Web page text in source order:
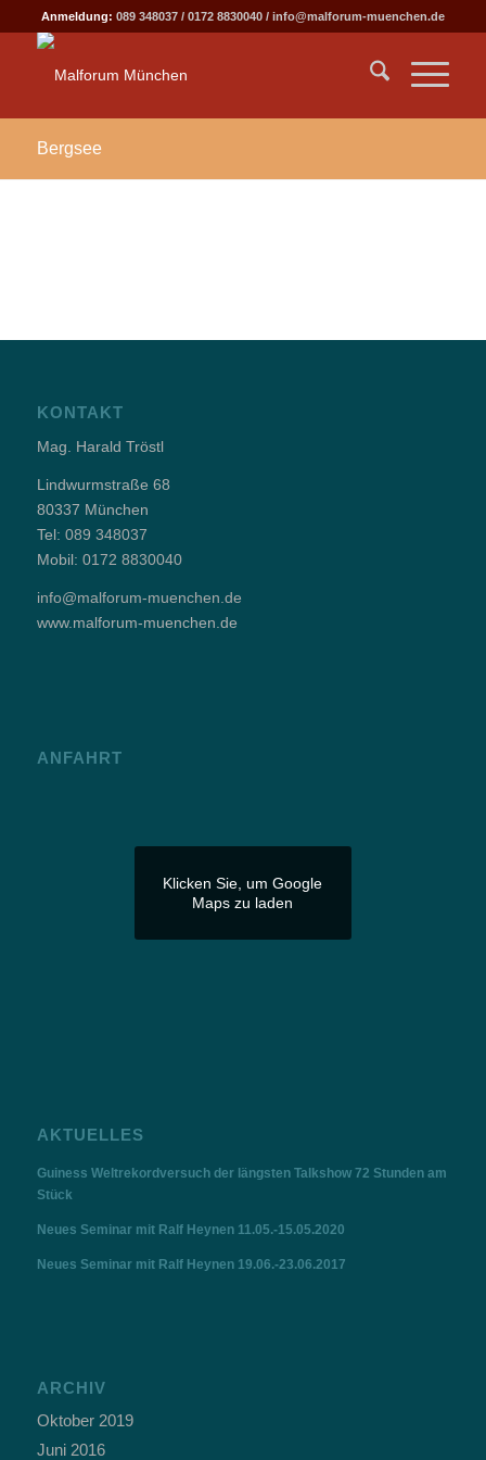
Anmeldung: 089 348037/ 0172 8830040/ info@malforum-muenchen.de
Bergsee
KONTAKT
Mag. Harald Tröstl
Lindwurmstraße 68
80337 München
Tel: 089 348037
Mobil: 0172 8830040
info@malforum-muenchen.de
www.malforum-muenchen.de
ANFAHRT
Klicken Sie, um Google
Maps zu laden
AKTUELLES
Guiness Weltrekordversuch der längsten Talkshow 72 Stunden am
Stück
Neues Seminar mit Ralf Heynen 11.05.-15.05.2020
Neues Seminar mit Ralf Heynen 19.06.-23.06.2017
ARCHIV
Oktober 2019
Juni 2016